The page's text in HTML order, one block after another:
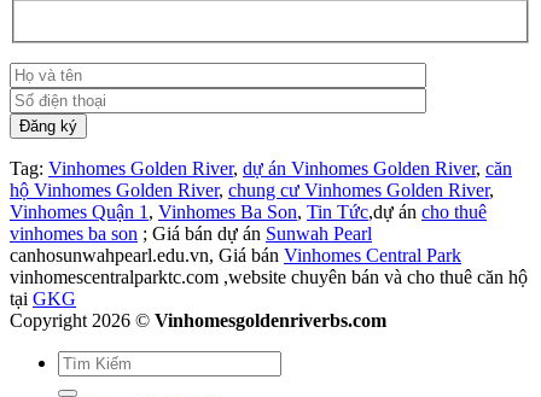
Tag: Vinhomes Golden River, dự án Vinhomes Golden River, căn
hộ Vinhomes Golden River, chung cư Vinhomes Golden River,
Vinhomes Quận 1 , Vinhomes Ba Son, Tin Tức,dự án cho thuê
vinhomes ba son ; Giá bán dự án Sunwah Pearl
canhosunwahpearl.edu.vn, Giá bán Vinhomes Central Park
vinhomescentralparktc.com ,website chuyên bán và cho thuê căn hộ
tại GKG
Copyright 2026 © Vinhomesgoldenriverbs.com